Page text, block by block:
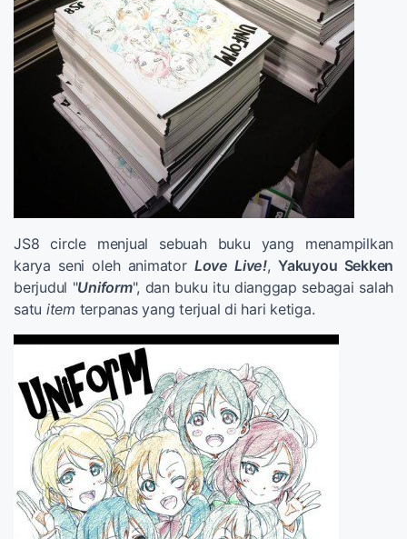
JS8 circle menjual sebuah buku yang menampilkan
karya seni oleh animator Love Live!, Yakuyou Sekken
berjudul "Uniform", dan buku itu dianggap sebagai salah
satu item terpanas yang terjual di hari ketiga.